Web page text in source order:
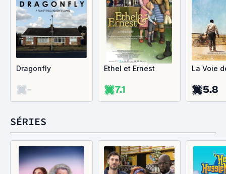
Dragonfly
-
Ethel et Ernest
7.1
La Voie
5.8
SÉRIES